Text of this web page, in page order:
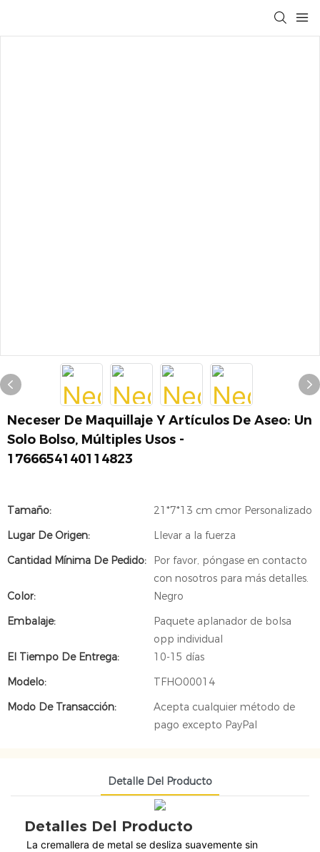
Neceser De Maquillaje Y Artículos De Aseo: Un
Solo Bolso, Múltiples Usos -
1766654140114823
Tamaño:
21*7*13 cm cmor Personalizado
Lugar De Origen:
Llevar a la fuerza
Cantidad Mínima De Pedido:
Por favor, póngase en contacto
con nosotros para más detalles.
Color:
Negro
Embalaje:
Paquete aplanador de bolsa
opp individual
El Tiempo De Entrega:
10-15 días
Modelo:
TFHO00014
Modo De Transacción:
Acepta cualquier método de
pago excepto PayPal
Detalle Del Producto
Detalles Del Producto
La cremallera de metal se desliza suavemente sin